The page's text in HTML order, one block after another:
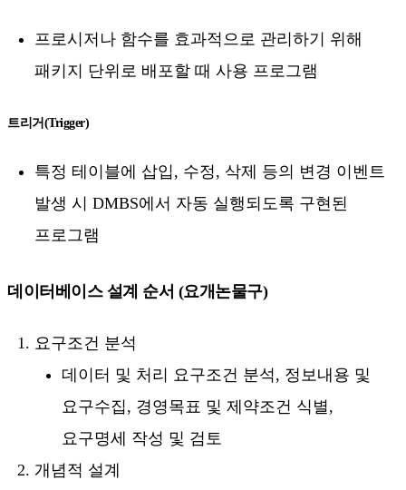
프로시저나 함수를 효과적으로 관리하기 위해
패키지 단위로 배포할 때 사용 프로그램
트리거(Trigger)
특정 테이블에 삽입, 수정, 삭제 등의 변경 이벤트
발생 시 DMBS에서 자동 실행되도록 구현된
프로그램
데이터베이스 설계 순서 (요개논물구)
요구조건 분석
데이터 및 처리 요구조건 분석, 정보내용 및
요구수집, 경영목표 및 제약조건 식별,
요구명세 작성 및 검토
개념적 설계